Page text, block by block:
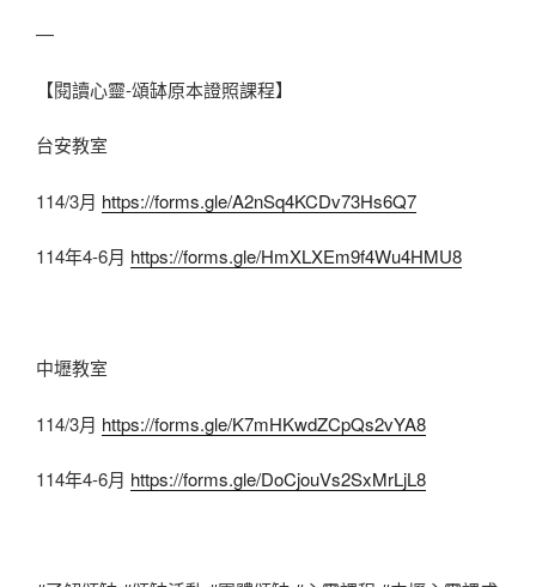
—
【閱讀心靈-頌缽原本證照課程】
台安教室
114/3月 https://forms.gle/A2nSq4KCDv73Hs6Q7
114年4-6月 https://forms.gle/HmXLXEm9f4Wu4HMU8
中壢教室
114/3月 https://forms.gle/K7mHKwdZCpQs2vYA8
114年4-6月 https://forms.gle/DoCjouVs2SxMrLjL8